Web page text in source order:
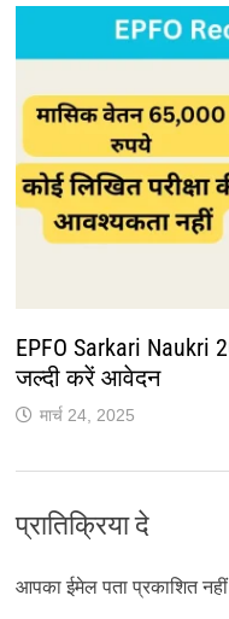
EPFO Sarkari Naukri
जल्दी करें आवेदन
मार्च 24, 2025
प्रातिक्रिया दे
आपका ईमेल पता प्रकाशित नहीं